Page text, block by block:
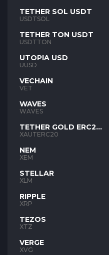
TETHER SOL USDT
USDTSOL
TETHER TON USDT
USDTTON
UTOPIA USD
UUSD
VECHAIN
VET
WAVES
WAVES
TETHER GOLD ERC20
XAUT
XAUTERC20
NEM
XEM
STELLAR
XLM
RIPPLE
XRP
TEZOS
XTZ
VERGE
XVG